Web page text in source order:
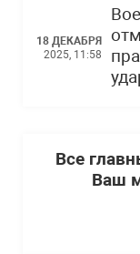
18 ДЕКАБРЯ
2025, 11:58
Все
Ваш